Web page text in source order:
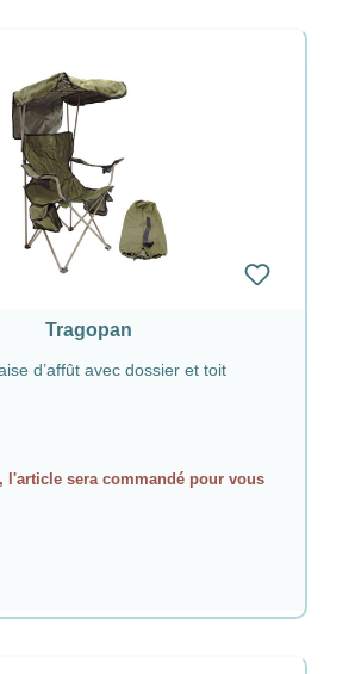
Tragopan
d’affût avec dossier et toit
l'article sera commandé pour vous